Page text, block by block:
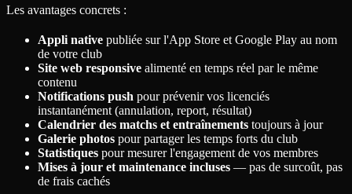
Les avantages concrets :
Appli native publiée sur l'App Store et Google Play au nom
de votre club
Site web responsive alimenté en temps réel par le même
contenu
Notifications push pour prévenir vos licenciés
instantanément (annulation, report, résultat)
Calendrier des matchs et entraînements toujours à jour
Galerie photos pour partager les temps forts du club
Statistiques pour mesurer l'engagement de vos membres
Mises à jour et maintenance incluses — pas de surcoût, pas
de frais cachés